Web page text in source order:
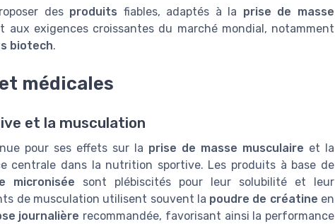
des produits fiables, adaptés à la prise de masse
aux exigences croissantes du marché mondial, notamment
biotech.
médicales
et la musculation
pour ses effets sur la prise de masse musculaire et la
centrale dans la nutrition sportive. Les produits à base de
micronisée sont plébiscités pour leur solubilité et leur
de musculation utilisent souvent la poudre de créatine en
journalière recommandée, favorisant ainsi la performance